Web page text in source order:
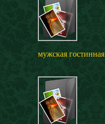
мужская гостинная